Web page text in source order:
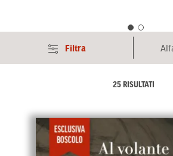
25 RISULTATI
Filtra